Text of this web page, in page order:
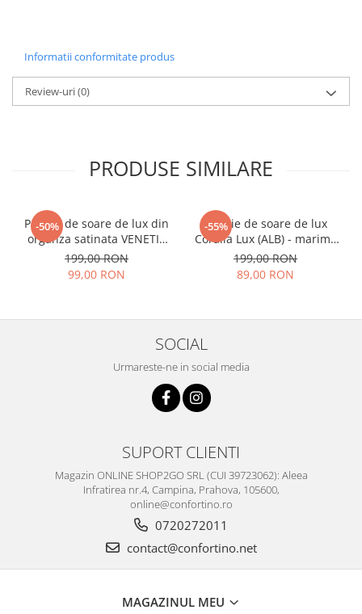
Informatii conformitate produs
Review-uri(0)
PRODUSE SIMILARE
-50%
Palarie de soare de lux din
organza satinata VENETIA
CHIC (MOV+ARAMIU) -
marime unica, reglabila
199,00 RON
99,00 RON
-55%
Palarie de soare de lux
Coralia Lux (ALB) - marime
unica, reglabila
199,00 RON
89,00 RON
SOCIAL
Urmareste-ne in social media
SUPORT CLIENTI
Magazin ONLINE SHOP2GO SRL (CUI 39723062): Aleea
Infratirea nr.4, Campina, Prahova, 105600,
online@confortino.ro
0720272011
contact@confortino.net
MAGAZINUL MEU